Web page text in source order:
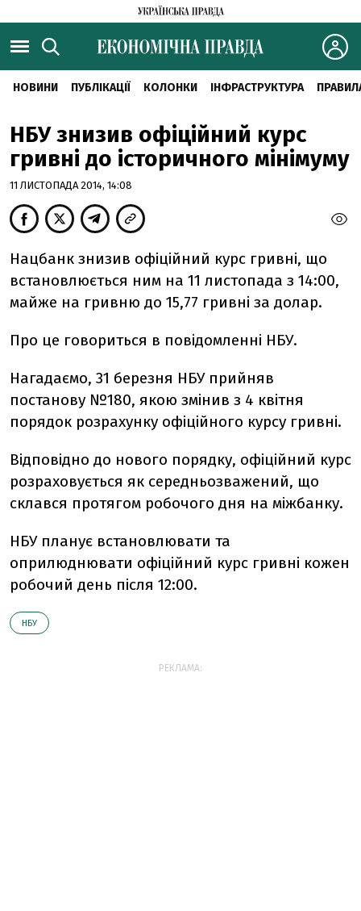
НОВИНИ ПУБЛІКАЦІЇ КОЛОНКИ ІНФРАСТРУКТУРА
НБУ знизив офіційний курс
гривні до історичного мінімуму
11 ЛИСТОПАДА 2014, 14:08
Нацбанк знизив офіційний курс гривні, що
встановлюється ним на 11 листопада з 14:00,
майже на гривню до 15,77 гривні за долар.
Про це говориться в повідомленні НБУ.
Нагадаємо, 31 березня НБУ прийняв
постанову №180, якою змінив з 4 квітня
порядок розрахунку офіційного курсу гривні.
Відповідно до нового порядку, офіційний курс
розраховується як середньозважений, що
склався протягом робочого дня на міжбанку.
НБУ планує встановлювати та
оприлюднювати офіційний курс гривні кожен
робочий день після 12:00.
НБУ
РЕКЛАМА: